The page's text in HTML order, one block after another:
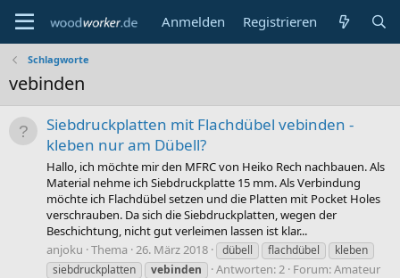
Anmelden Registrieren
Schlagworte
vebinden
Siebdruckplatten mit Flachdübel vebinden -
kleben nur am Dübell?
Hallo, ich möchte mir den MFRC von Heiko Rech nachbauen. Als
Material nehme ich Siebdruckplatte 15 mm. Als Verbindung
möchte ich Flachdübel setzen und die Platten mit Pocket Holes
verschrauben. Da sich die Siebdruckplatten, wegen der
Beschichtung, nicht gut verleimen lassen ist klar...
anjoku Thema 26. März 2018 dübell flachdübel
kleben
siebdruckplatten
vebinden Antworten: 2 Forum:Amateur